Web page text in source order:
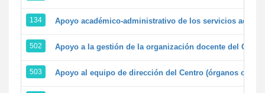
134 Apoyo académico-administrativo de los servicios
502 Apoyo a la gestión de la organización docente del
503 Apoyo al equipo de dirección del Centro (órganos